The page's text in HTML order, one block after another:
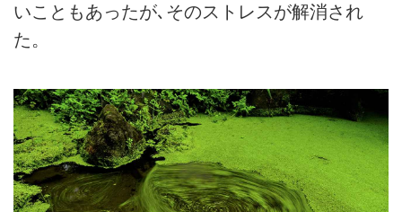
いこともあったが､そのストレスが解消され
た。